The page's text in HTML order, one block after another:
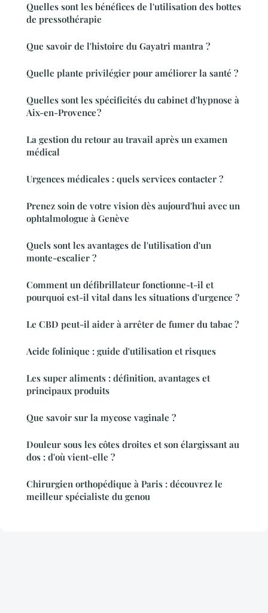
Quelles sont les bénéfices de l'utilisation des bottes
de pressothérapie
Que savoir de l'histoire du Gayatri mantra ?
Quelle plante privilégier pour améliorer la santé ?
Quelles sont les spécificités du cabinet d'hypnose à
Aix-en-Provence ?
La gestion du retour au travail après un examen
médical
Urgences médicales : quels services contacter ?
Prenez soin de votre vision dès aujourd'hui avec un
ophtalmologue à Genève
Quels sont les avantages de l'utilisation d'un
monte-escalier ?
Comment un défibrillateur fonctionne-t-il et
pourquoi est-il vital dans les situations d'urgence ?
Le CBD peut-il aider à arrêter de fumer du tabac ?
Acide folinique : guide d'utilisation et risques
Les super aliments : définition, avantages et
principaux produits
Que savoir sur la mycose vaginale ?
Douleur sous les côtes droites et son élargissant au
dos : d'où vient-elle ?
Chirurgien orthopédique à Paris : découvrez le
meilleur spécialiste du genou